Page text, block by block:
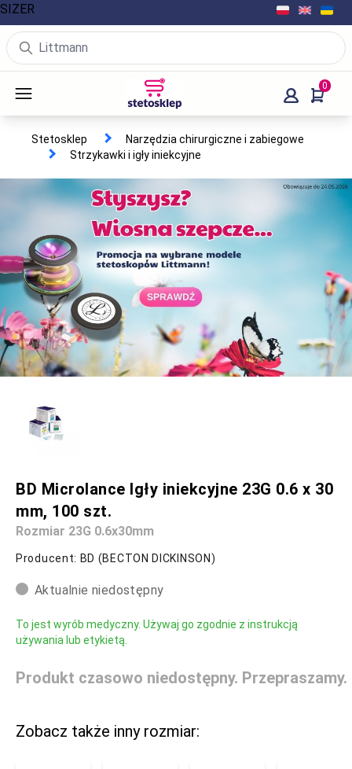
0
Stetosklep
Narzędzia chirurgiczne i zabiegowe
Strzykawki i igły iniekcyjne
BD Microlance Igły iniekcyjne 23G 0.6 x 30
mm, 100 szt.
Rozmiar 23G 0.6x30mm
Producent: BD (BECTON DICKINSON)
Aktualnie niedostępny
To jest wyrób medyczny. Używaj go zgodnie z instrukcją
używania lub etykietą.
Produkt czasowo niedostępny. Przepraszamy.
Zobacz także inny rozmiar:
SIZER